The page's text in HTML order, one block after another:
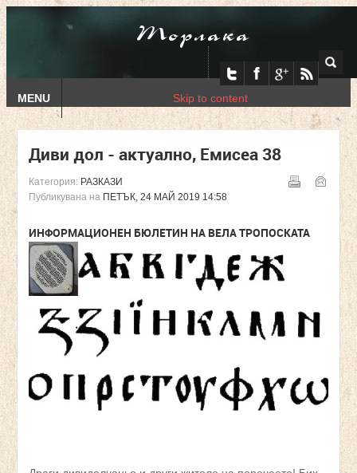
Торлака
MENU Skip to content
Диви дол - актуално, Емисеа 38
Категория: РАЗКАЗИ
Публикувана на ПЕТЪК, 24 МАЙ 2019 14:58
ИНФОРМАЦИОНЕН БЮЛЕТИН НА ВЕЛА ТРОПОСКАТА